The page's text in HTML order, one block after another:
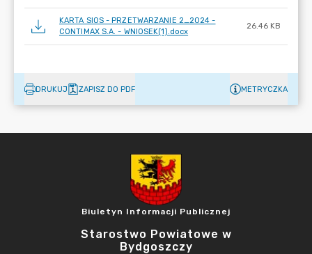
KARTA SIOS - PRZETWARZANIE 2_2024 -
CONTIMAX S.A. - WNIOSEK(1).docx
26.46 KB
DRUKUJ ZAPISZ DO PDF METRYCZKA
Biuletyn Informacji Publicznej
Starostwo Powiatowe w
Bydgoszczy